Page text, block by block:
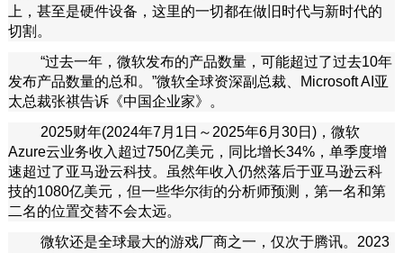
上，甚至是硬件设备，这里的一切都在做旧时代与新时代的
切割。
“过去一年，微软发布的产品数量，可能超过了过去10年
发布产品数量的总和。”微软全球资深副总裁、Microsoft AI亚
太总裁张祺告诉《中国企业家》。
2025财年(2024年7月1日～2025年6月30日)，微软
Azure云业务收入超过750亿美元，同比增长34%，单季度增
速超过了亚马逊云科技。虽然年收入仍然落后于亚马逊云科
技的1080亿美元，但一些华尔街的分析师预测，第一名和第
二名的位置交替不会太远。
微软还是全球最大的游戏厂商之一，仅次于腾讯。2023